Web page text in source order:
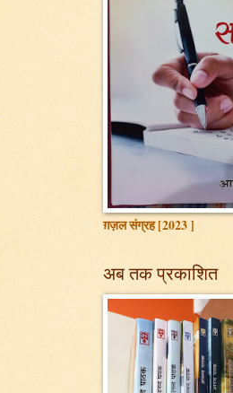
ग़ज़ल संग्रह [2023 ]
अब तक प्रकाशित